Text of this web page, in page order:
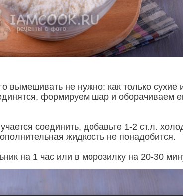
вымешивать не нужно: как только сухие
формируем шар и оборачиваем
соединить, добавьте 1-2 ст.л.
жидкость не понадобится.
на 1 час или в морозилку на 20-30